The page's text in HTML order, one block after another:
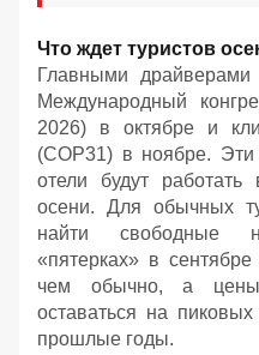
Что ждет туристов
Главными драйверами
Международный
2026) в октябре и
(COP31) в ноябре. Эти
отели будут
осени. Для обычных
найти свободные
«пятерках» в
чем обычно, а
оставаться на
прошлые годы.